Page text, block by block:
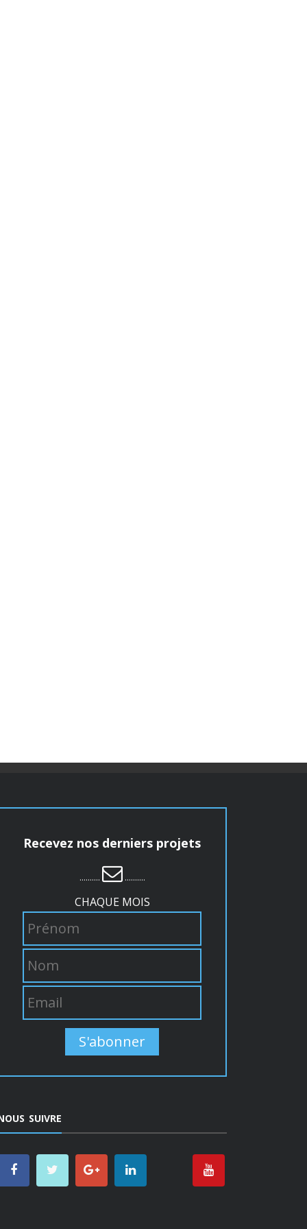
Recevez nos derniers projets
.......... ..........
CHAQUE MOIS
S'abonner
SUIVRE